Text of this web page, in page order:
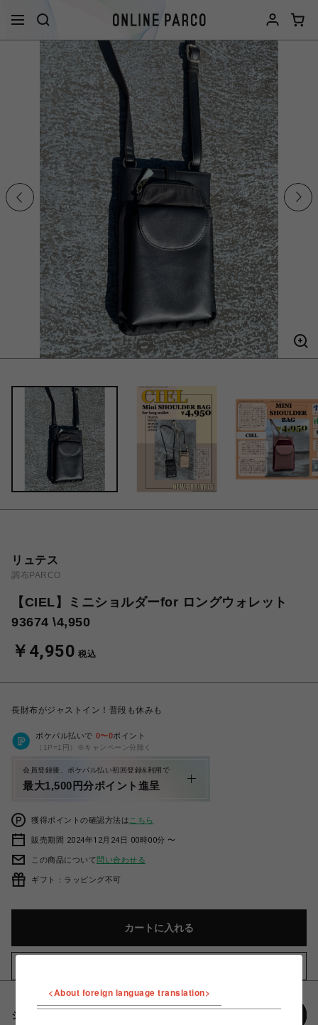
リュテス
調布PARCO
【CIEL】ミニショルダーfor ロングウォレット
93674 \4,950
￥4,950 税込
長財布がジャストイン！普段も休みも
ポケパル払いで 0〜0ポイント
（1P=1円）※キャンペーン分除く
会員登録後、ポケパル払い初回登録&利用で
最大1,500円分ポイント進呈
獲得ポイントの確認方法は こちら
販売期間 2024年12月24日 00時00分 〜
この商品について問い合わせる
ギフト：ラッピング不可
カートに入れる
シェアする
<About foreign language translation>